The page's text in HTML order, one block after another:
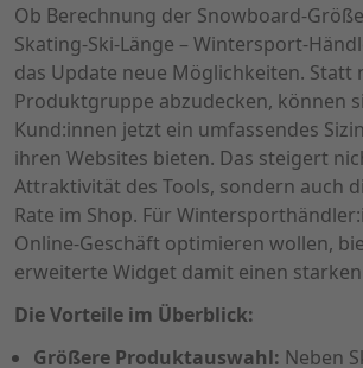
Ob Berechnung der Snowboard-
Skating-Ski-Länge – Wintersport-
das Update neue Möglichkeiten. Statt
Produktgruppe abzudecken, können
Kund:innen jetzt ein umfassendes
ihren Websites bieten. Das steigert
Attraktivität des Tools, sondern auch
Rate im Shop. Für
Online-Geschäft optimieren wollen,
erweiterte Widget damit einen
Die Vorteile im Überblick:
Größere Produktauswahl: Neben